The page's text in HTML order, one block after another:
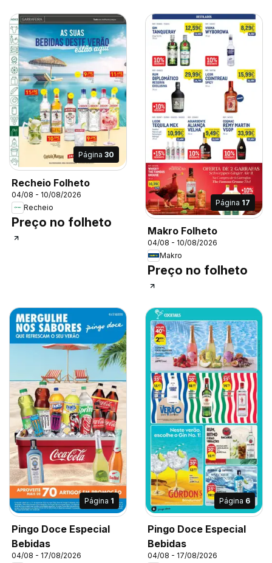
Página 30
Recheio Folheto
04/08 - 10/08/2026
Recheio
Preço no folheto
Página 17
Makro Folheto
04/08 - 10/08/2026
Makro
Preço no folheto
Página 1
Pingo Doce Especial
Bebidas
04/08 - 17/08/2026
Página 6
Pingo Doce Especial
Bebidas
04/08 - 17/08/2026